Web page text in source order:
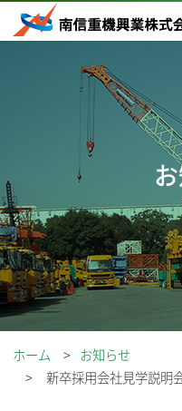
ホーム
お知らせ
新卒採用会社見学説明